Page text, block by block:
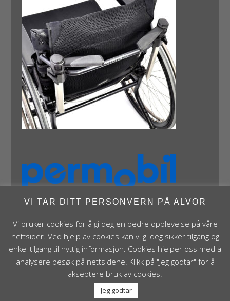
Panthera Norge AS • Røykenveien 142A • NO - 1386
Asker • Norge • post@panthera.no • Tlf: 90 24 55 55 •
Org.nr. NO 995 824 841 MVA Foretaksregisteret
VI TAR DITT PERSONVERN PÅ ALVOR
Vi bruker cookies for å gi deg en bedre opplevelse på våre
nettsider. Ved hjelp av cookies kan vi gi deg sikker tilgang og
enkel tilgang til nyttig informasjon. Cookies hjelper oss med å
analysere besøk på nettsidene. Klikk på "Jeg godtar" for å
akseptere bruk av cookies.
Jeg godtar